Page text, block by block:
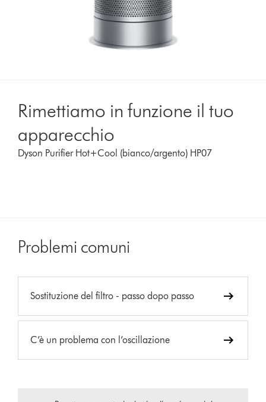
Rimettiamo in funzione il tuo
apparecchio
Dyson Purifier Hot+Cool (bianco/argento) HP07
Problemi comuni
Sostituzione del filtro - passo dopo passo
C’è un problema con l’oscillazione